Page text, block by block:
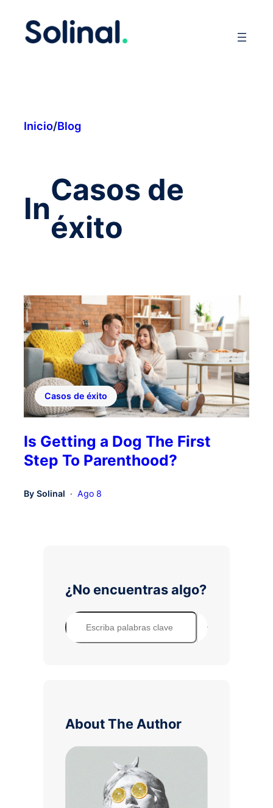
Inicio/Blog
In
Casos de
éxito
Casos de éxito
Is Getting a Dog The First
Step To Parenthood?
By Solinal • Ago 8
¿No encuentras algo?
B
u
About The Author